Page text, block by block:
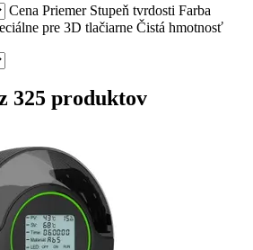
Cena Priemer Stupeň tvrdosti Farba
pre 3D tlačiarne Čistá hmotnosť
325 produktov